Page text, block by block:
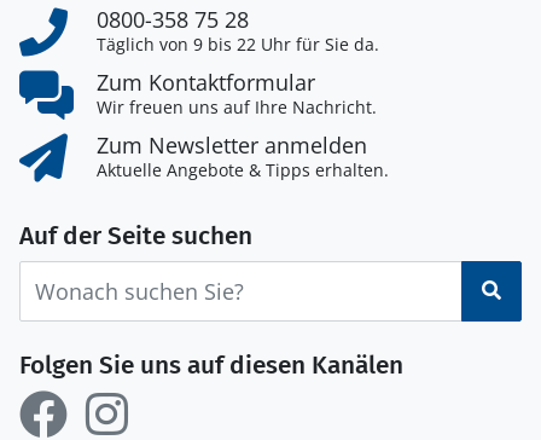
0800-358 75 28
Täglich von 9 bis 22 Uhr für Sie da.
Zum Kontaktformular
Wir freuen uns auf Ihre Nachricht.
Zum Newsletter anmelden
Aktuelle Angebote & Tipps erhalten.
Auf der Seite suchen
Folgen Sie uns auf diesen Kanälen